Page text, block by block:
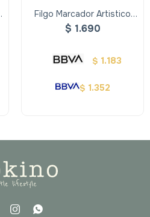
Filgo Marcador Artistico
Estuche 48 - Super Pastel
$ 1.690
$ 1.183
$ 1.352
 